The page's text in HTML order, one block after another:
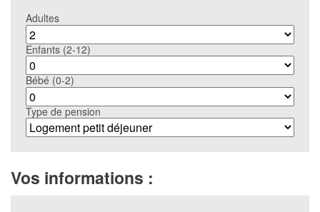
Adultes
Enfants (2-12)
Bébé (0-2)
Type de pension
Vos informations :